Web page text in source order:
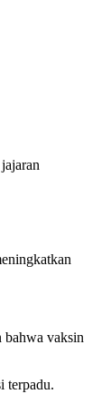
bahwa vaksin
terpadu.